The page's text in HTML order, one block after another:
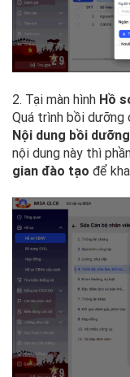
2. Tại màn hình Hồ
Quá trình bồi dưỡng
Nội dung bồi dưỡng
nội dung này thì
gian đào tạo để